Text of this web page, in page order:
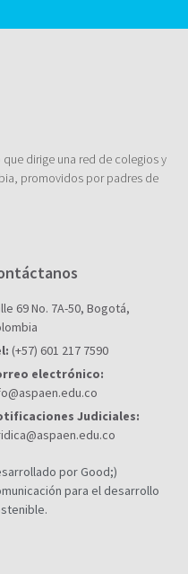
dirige una red de colegios y
promovidos por padres de
69 No. 7A-50, Bogotá,
(+57) 601 217 7590
electrónico:
Judiciales:
por Good;)
para el desarrollo